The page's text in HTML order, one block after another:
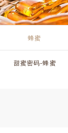
蜂蜜
甜蜜密码-蜂蜜